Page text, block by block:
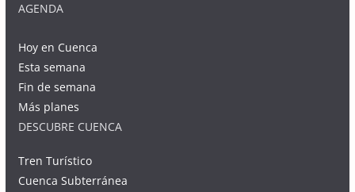
AGENDA
Hoy en Cuenca
Esta semana
Fin de semana
Más planes
DESCUBRE CUENCA
Tren Turístico
Cuenca Subterránea